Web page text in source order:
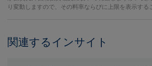
り変動しますので、その料率ならびに上限を表示する
関連するインサイト